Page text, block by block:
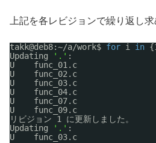
上記を各レビジョンで繰り返し
takk@deb8:~/a/work$ for i in
Updating
'.' :
U    func_01.c
U    func_02.c
U    func_03.c
U    func_04.c
U    func_07.c
U    func_09.c
リビジョン 1 に更新しました。
Updating
'.' :
U    func_03.c